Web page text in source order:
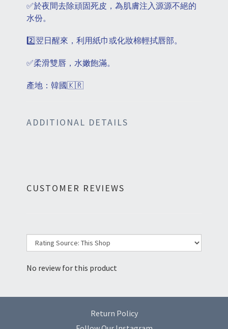
✅於夜間去除頑固死皮，為肌膚注入源源不絕的
水份。
2️⃣翌日醒來，利用紙巾或化妝棉輕拭唇部。
✅柔滑雙唇，水嫩飽滿。
產地：韓國🇰🇷
ADDITIONAL DETAILS
CUSTOMER REVIEWS
No review for this product
Return Policy